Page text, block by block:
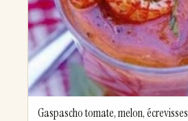
Gaspascho tomate, melon, écrevisses